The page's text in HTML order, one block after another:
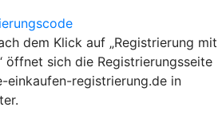
dem Klick auf „Registrierung mit
öffnet sich die Registrierungsseite
einkaufen-registrierung.de in